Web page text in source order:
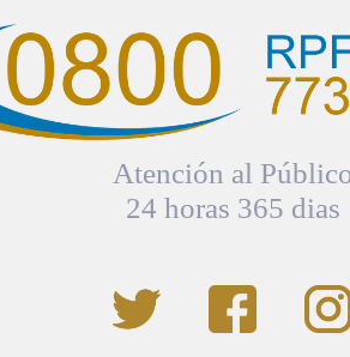
Atención al
24 horas 365 dias